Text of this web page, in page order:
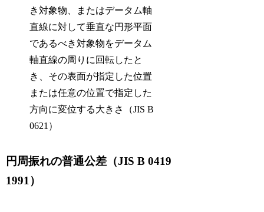
き対象物、またはデータム軸
直線に対して垂直な円形平面
であるべき対象物をデータム
軸直線の周りに回転したと
き、その表面が指定した位置
または任意の位置で指定した
方向に変位する大きさ（JIS B
0621）
円周振れの普通公差（JIS B 0419
1991）